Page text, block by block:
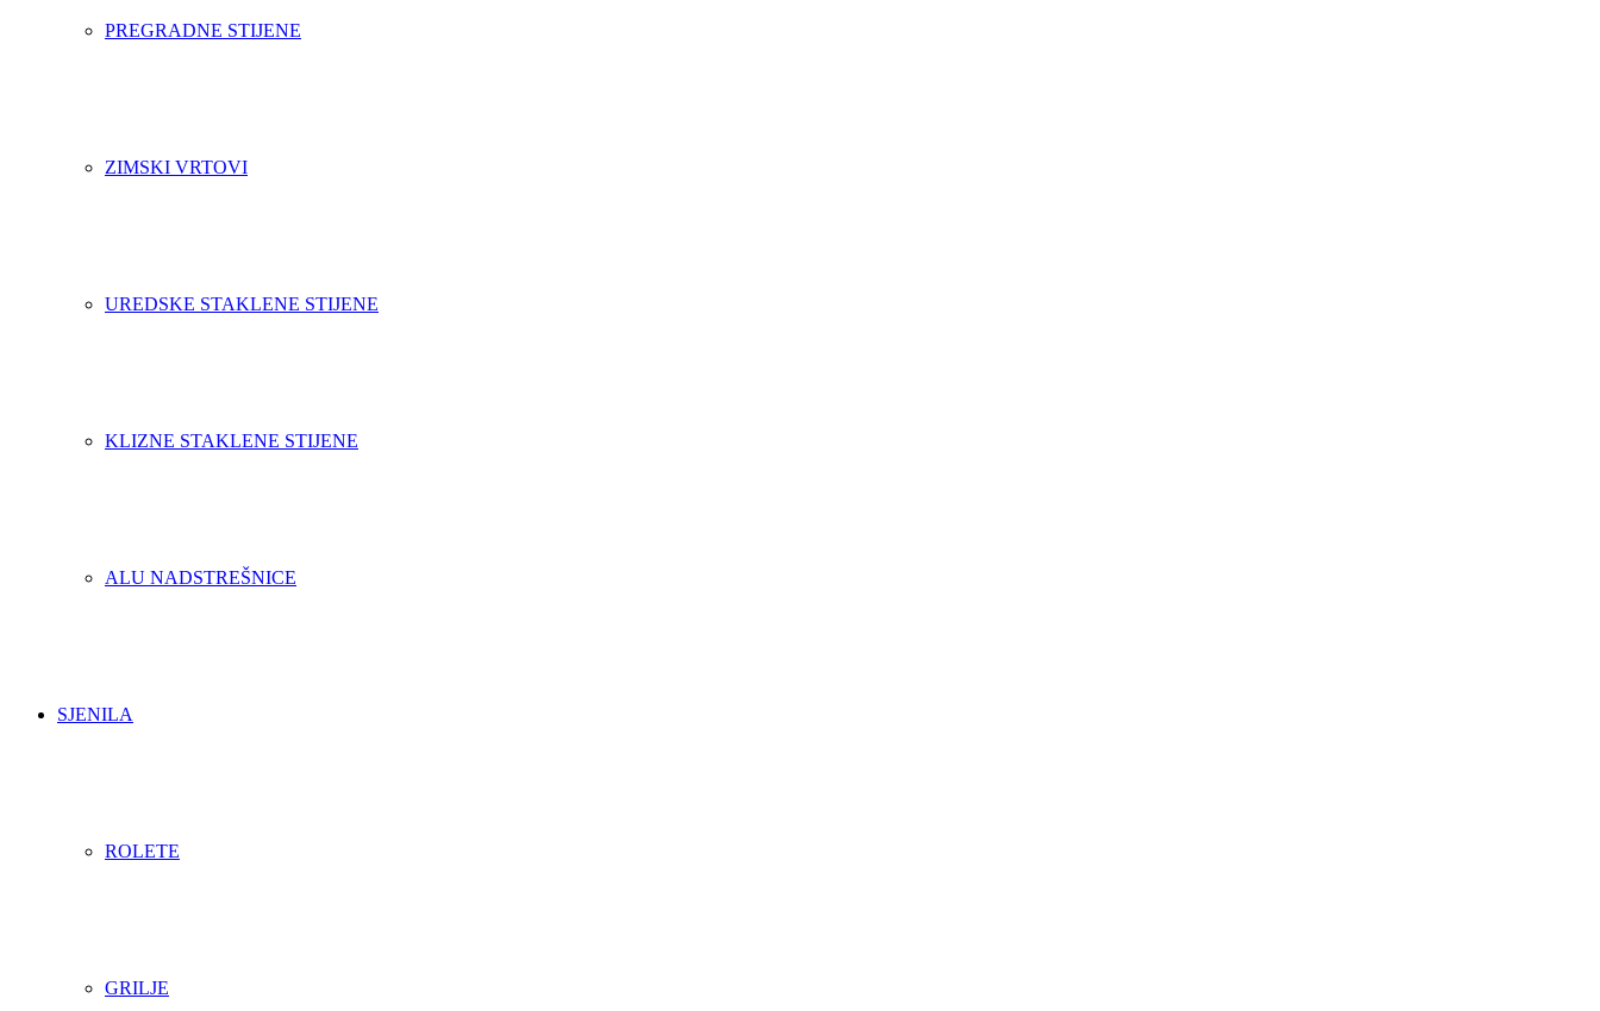
PREGRADNE STIJENE
ZIMSKI VRTOVI
UREDSKE STAKLENE STIJENE
KLIZNE STAKLENE STIJENE
ALU NADSTREŠNICE
SJENILA
ROLETE
GRILJE